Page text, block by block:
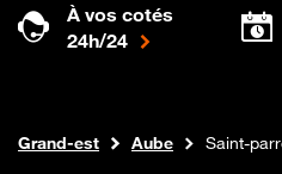
À vos cotés
24h/24
Boutique Orange
Internet fibre
Grand-est Aube Saint-